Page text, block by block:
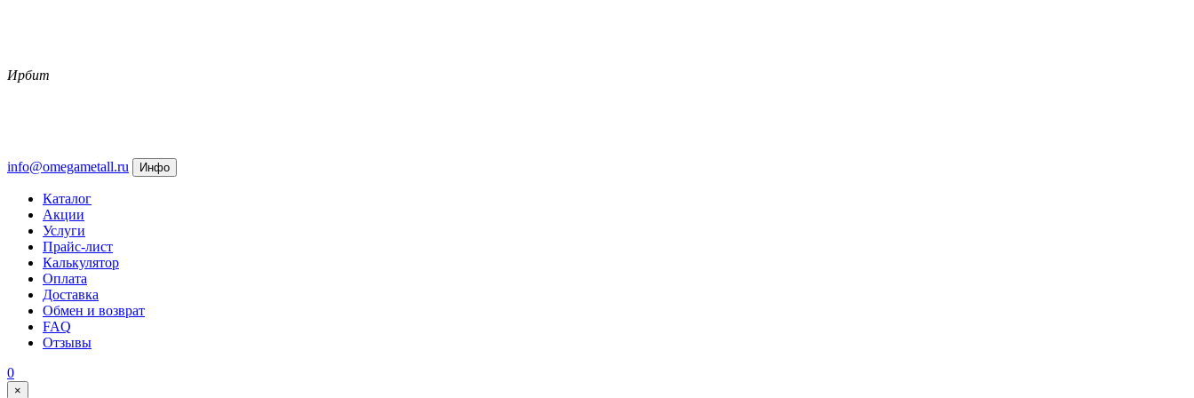
Ирбит
info@omegametall.ru Инфо
Каталог
Акции
Услуги
Прайс-лист
Калькулятор
Оплата
Доставка
Обмен и возврат
FAQ
Отзывы
0
×